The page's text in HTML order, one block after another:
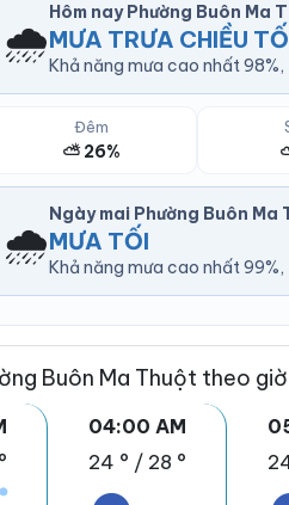
🌧️
Hôm nay Phường Buôn Ma
MƯA TRƯA CHIỀU
Khả năng mưa cao nhất 98%,
Đêm
⛅ 26%
🌧️
Ngày mai Phường Buôn
MƯA TỐI
Khả năng mưa cao nhất 99%,
Buôn Ma Thuột theo giờ
04:00 AM
24 ° / 28 °